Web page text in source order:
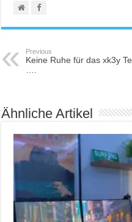
Previous
Keine Ruhe für das xk3y
….
Ähnliche Artikel